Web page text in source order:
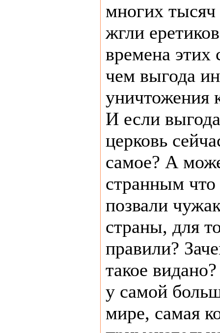
многих
жгли
времена этих
чем выгода
уничтожения
И если
церковь
самое? А
странным
позвали
страны, для
правили?
такое
у самой
мире, самая